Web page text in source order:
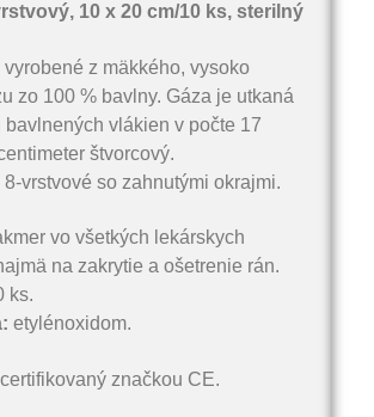
10 x 20 cm/10 ks, sterilný
z mäkkého, vysoko
zo 100 % bavlny. Gáza je utkaná
bavlnených vlákien v počte 17
štvorcový.
vrstvové so zahnutými okrajmi.
vo všetkých lekárskych
na zakrytie a ošetrenie rán.
ks.
etylénoxidom.
značkou CE.